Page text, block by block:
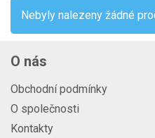
Nebyly nalezeny žádné
O nás
Obchodní podmínky
O společnosti
Kontakty